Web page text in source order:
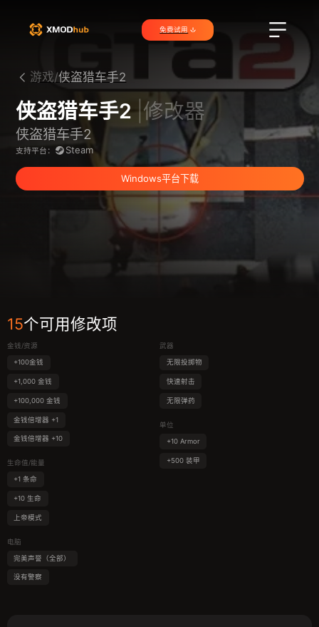
免费试用
游戏/侠盗猎车手2
侠盗猎车手2 |修改器
侠盗猎车手2
支持平台： Steam
Windows平台下载
15个可用修改项
金钱/资源
+100金钱
+1,000 金钱
+100,000 金钱
金钱倍增器 +1
金钱倍增器 +10
生命值/能量
+1 条命
+10 生命
上帝模式
电脑
完美声誉（全部）
没有警察
武器
无限投掷物
快速射击
无限弹药
单位
+10 Armor
+500 装甲